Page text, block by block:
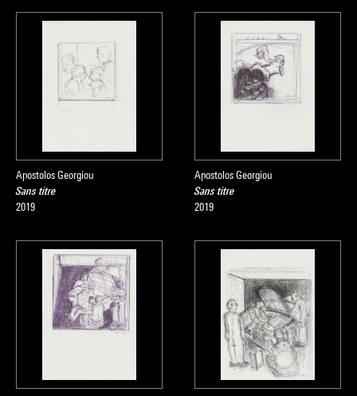
Apostolos Georgiou
Sans titre
2019
Apostolos Georgiou
Sans titre
2019